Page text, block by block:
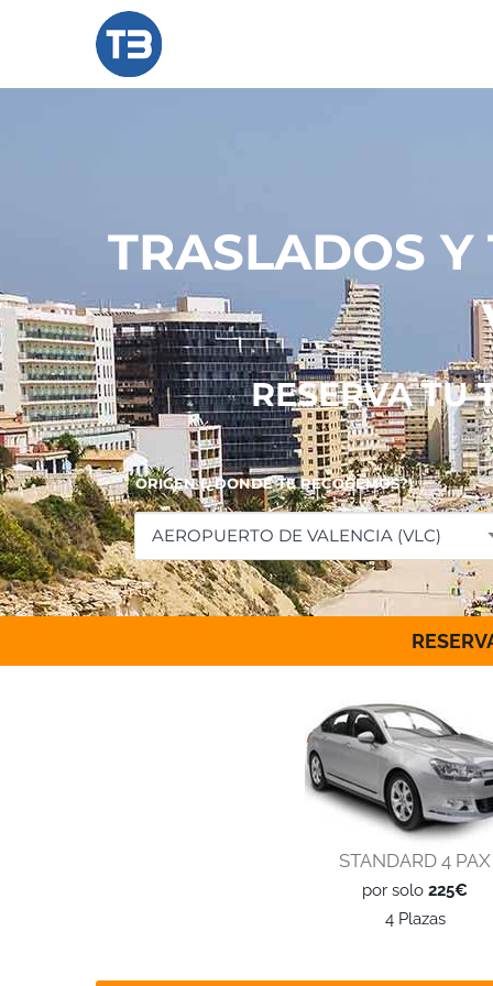
TRASLADOS Y
RESERVA TU
ORIGEN (¿DONDE TE RECOGEMOS?)
AEROPUERTO DE VALENCIA (VLC)
STANDARD 4 PAX
por solo 225€
4 Plazas